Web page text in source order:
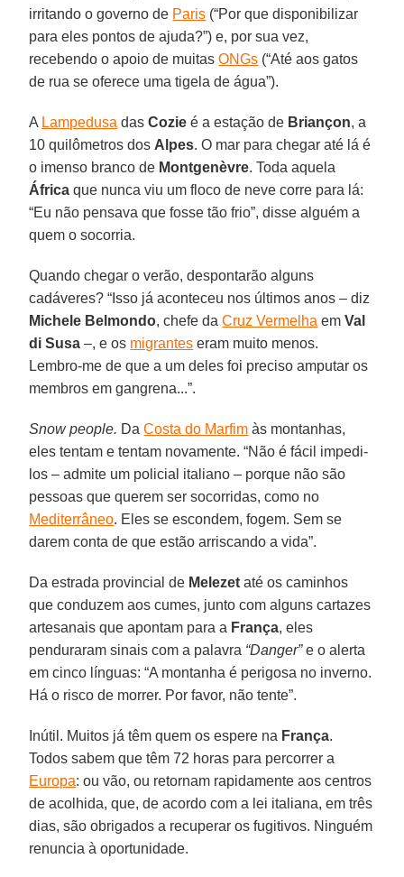
irritando o governo de Paris (“Por que disponibilizar
para eles pontos de ajuda?”) e, por sua vez,
recebendo o apoio de muitasONGs (“Até aos gatos
de rua se oferece uma tigela de água”).
A Lampedusa dasCozie é a estação de Briançon, a
10 quilômetros dos Alpes. O mar para chegar até lá é
o imenso branco de Montgenèvre. Toda aquela
África que nunca viu um floco de neve corre para lá:
“Eu não pensava que fosse tão frio”, disse alguém a
quem o socorria.
Quando chegar o verão, despontarão alguns
cadáveres? “Isso já aconteceu nos últimos anos – diz
Michele Belmondo, chefe daCruz Vermelha emVal
di Susa –, e os migrantes eram muito menos.
Lembro-me de que a um deles foi preciso amputar os
membros em gangrena...”.
Snow people. DaCosta do Marfim às montanhas,
eles tentam e tentam novamente. “Não é fácil impedi-
los – admite um policial italiano – porque não são
pessoas que querem ser socorridas, como no
Mediterrâneo. Eles se escondem, fogem. Sem se
darem conta de que estão arriscando a vida”.
Da estrada provincial de Melezet até os caminhos
que conduzem aos cumes, junto com alguns cartazes
artesanais que apontam para a França, eles
penduraram sinais com a palavra “Danger”e o alerta
em cinco línguas: “A montanha é perigosa no inverno.
Há o risco de morrer. Por favor, não tente”.
Inútil. Muitos já têm quem os espere na França.
Todos sabem que têm 72 horas para percorrer a
Europa: ou vão, ou retornam rapidamente aos centros
de acolhida, que, de acordo com a lei italiana, em três
dias, são obrigados a recuperar os fugitivos. Ninguém
renuncia à oportunidade.